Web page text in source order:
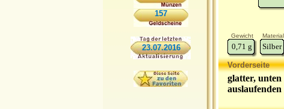
157
23.07.2016
Gewicht Material
0,71 g Silber
Vorderseite
glatter,